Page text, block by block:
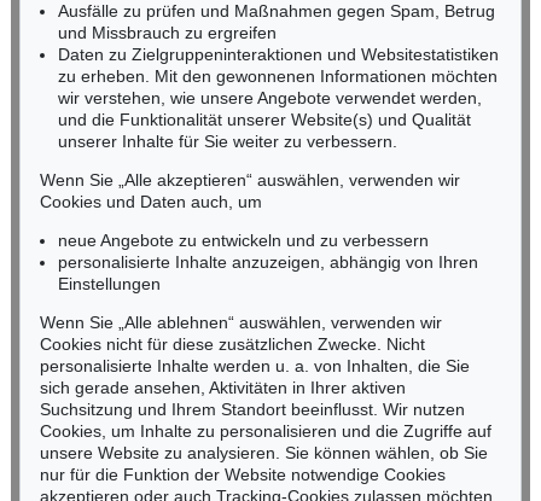
WASSILY KANDINSKY
Murnau, 1908
Ergebnis:
Fax: +49 (0)62 21 58 80-595
infoheidelberg@kettererkunst.de
NORDDEUTSCHLAND
Nico Kassel, M.A.
Tel.: +49 (0)89 55244-164
Mobil: +49 (0)171 8618661
n.kassel@kettererkunst.de
Keine Auktion mehr verpassen!
Wir informieren Sie rechtzeitig.
Jetzt zum Newsletter anmelden >
Ausfälle zu prüfen und Maßnahmen gegen Spam, Betrug
und Missbrauch zu ergreifen
Daten zu Zielgruppeninteraktionen und Websitestatistiken
zu erheben. Mit den gewonnenen Informationen möchten
wir verstehen, wie unsere Angebote verwendet werden,
und die Funktionalität unserer Website(s) und Qualität
unserer Inhalte für Sie weiter zu verbessern.
Wenn Sie „Alle akzeptieren“ auswählen, verwenden wir
Cookies und Daten auch, um
neue Angebote zu entwickeln und zu verbessern
personalisierte Inhalte anzuzeigen, abhängig von Ihren
Einstellungen
Wenn Sie „Alle ablehnen“ auswählen, verwenden wir
Cookies nicht für diese zusätzlichen Zwecke. Nicht
personalisierte Inhalte werden u. a. von Inhalten, die Sie
sich gerade ansehen, Aktivitäten in Ihrer aktiven
Suchsitzung und Ihrem Standort beeinflusst. Wir nutzen
Cookies, um Inhalte zu personalisieren und die Zugriffe auf
unsere Website zu analysieren. Sie können wählen, ob Sie
nur für die Funktion der Website notwendige Cookies
akzeptieren oder auch Tracking-Cookies zulassen möchten.